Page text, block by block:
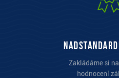
Zakládáme si
hodnocení